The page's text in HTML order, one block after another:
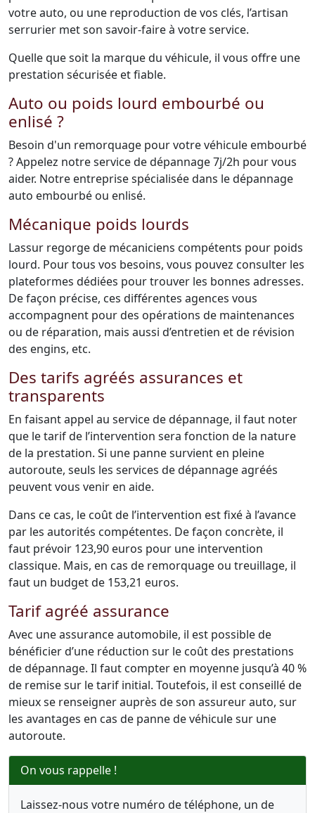
votre auto, ou une reproduction de vos clés, l’artisan
serrurier met son savoir-faire à votre service.
Quelle que soit la marque du véhicule, il vous offre une
prestation sécurisée et fiable.
Auto ou poids lourd embourbé ou
enlisé ?
Besoin d'un remorquage pour votre véhicule embourbé
? Appelez notre service de dépannage 7j/2h pour vous
aider. Notre entreprise spécialisée dans le dépannage
auto embourbé ou enlisé.
Mécanique poids lourds
Lassur regorge de mécaniciens compétents pour poids
lourd. Pour tous vos besoins, vous pouvez consulter les
plateformes dédiées pour trouver les bonnes adresses.
De façon précise, ces différentes agences vous
accompagnent pour des opérations de maintenances
ou de réparation, mais aussi d’entretien et de révision
des engins, etc.
Des tarifs agréés assurances et
transparents
En faisant appel au service de dépannage, il faut noter
que le tarif de l’intervention sera fonction de la nature
de la prestation. Si une panne survient en pleine
autoroute, seuls les services de dépannage agréés
peuvent vous venir en aide.
Dans ce cas, le coût de l’intervention est fixé à l’avance
par les autorités compétentes. De façon concrète, il
faut prévoir 123,90 euros pour une intervention
classique. Mais, en cas de remorquage ou treuillage, il
faut un budget de 153,21 euros.
Tarif agréé assurance
Avec une assurance automobile, il est possible de
bénéficier d’une réduction sur le coût des prestations
de dépannage. Il faut compter en moyenne jusqu’à 40 %
de remise sur le tarif initial. Toutefois, il est conseillé de
mieux se renseigner auprès de son assureur auto, sur
les avantages en cas de panne de véhicule sur une
autoroute.
On vous rappelle !
Laissez-nous votre numéro de téléphone, un de